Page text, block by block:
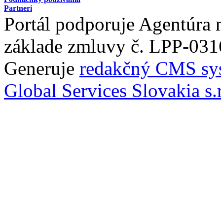
Partneri
Portál podporuje Agentúra
základe zmluvy č. LPP-
Generuje redakčný CMS
Global Services Slovakia